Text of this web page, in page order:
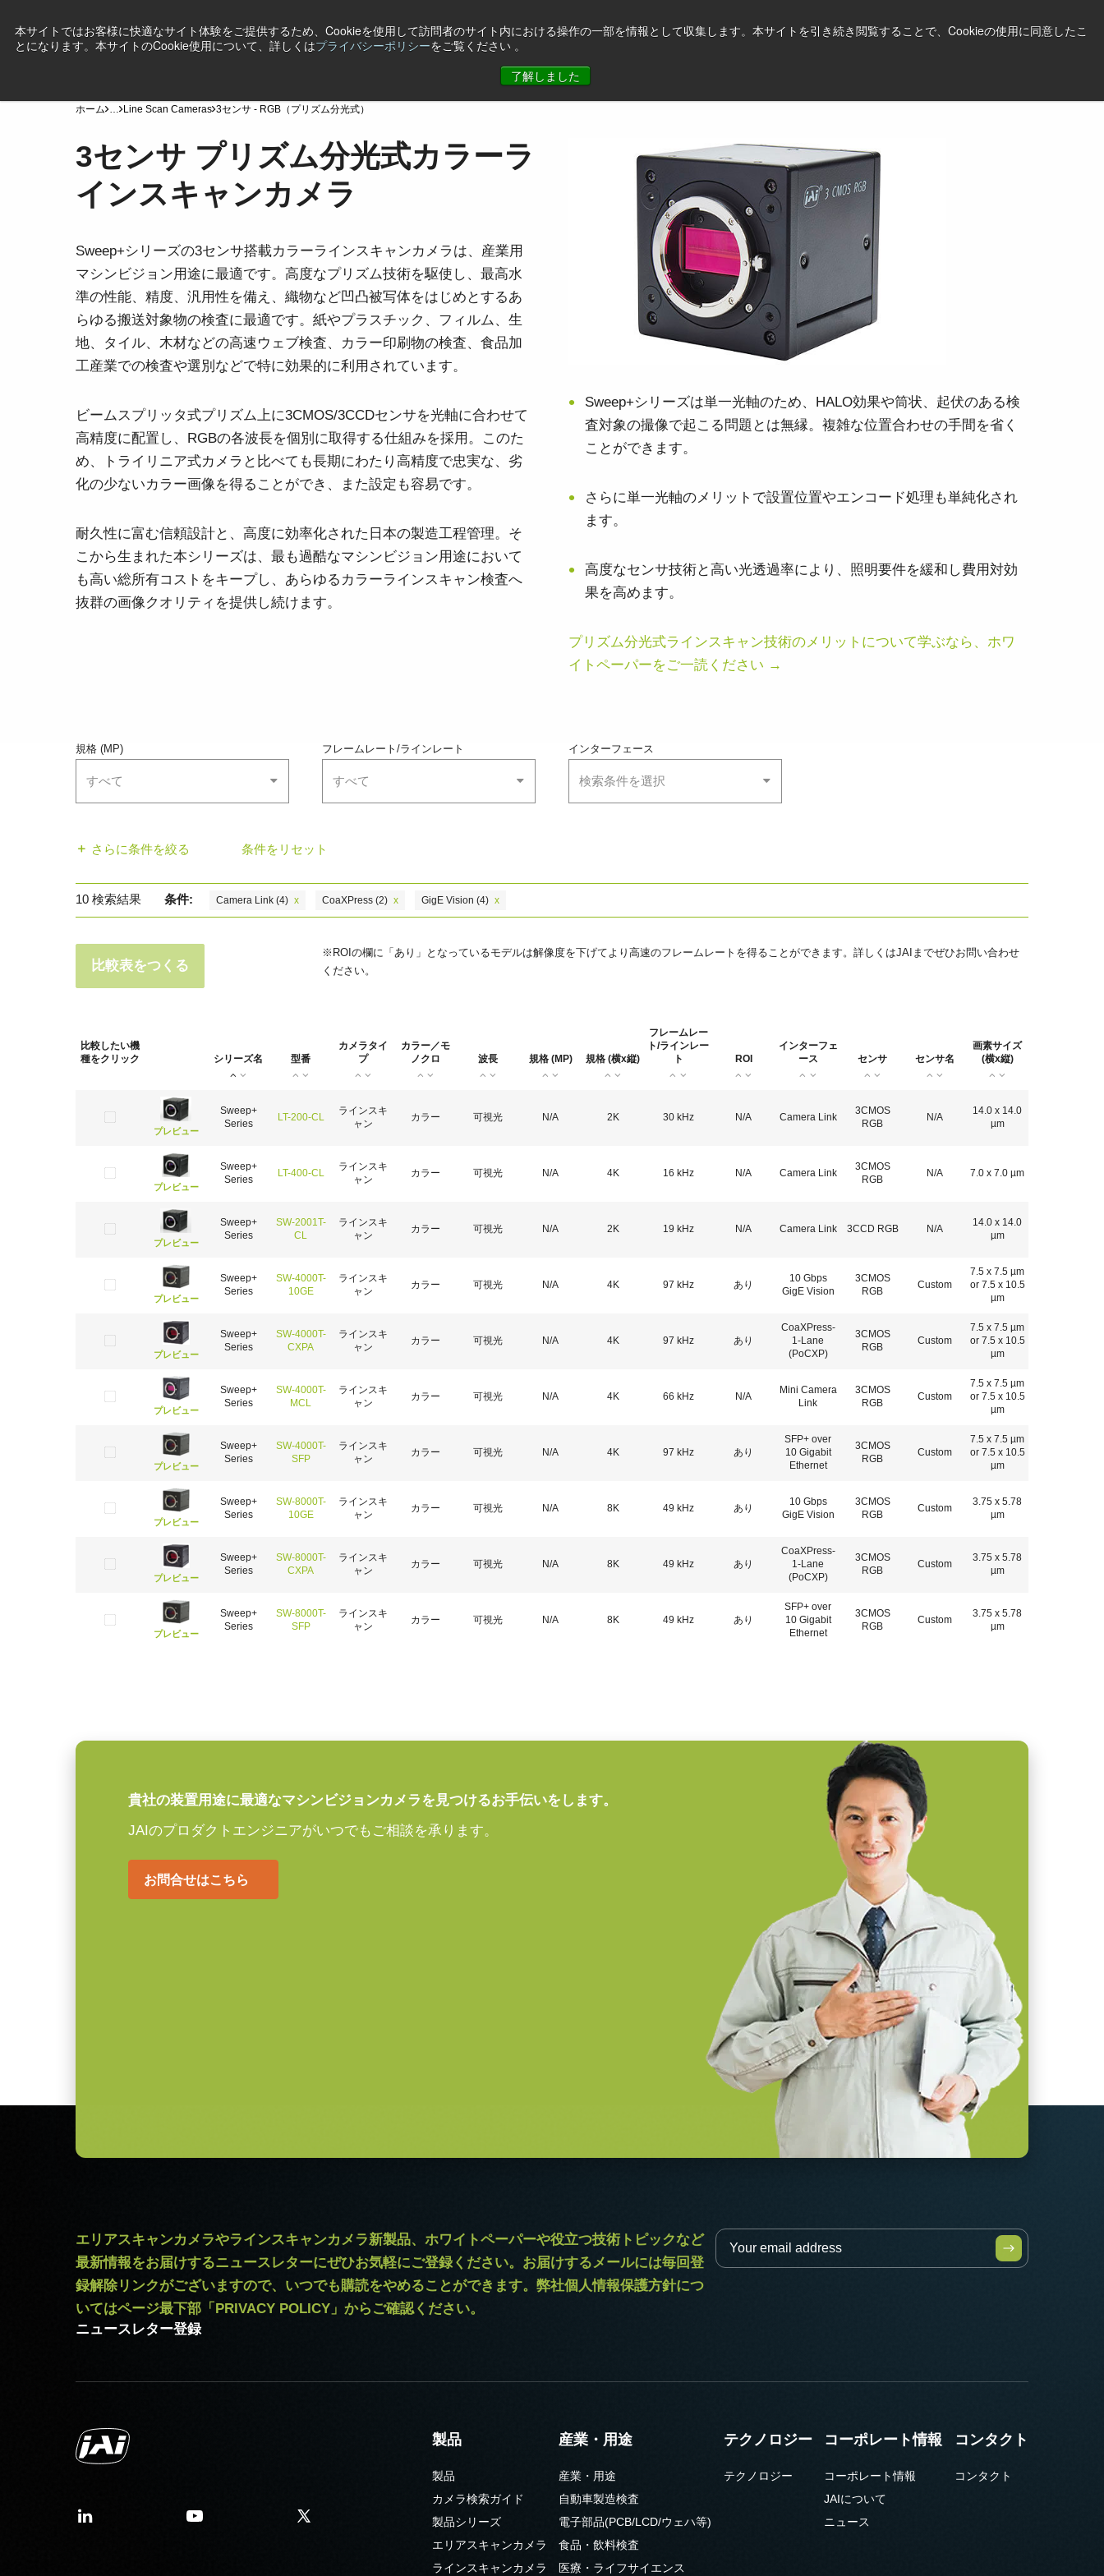
本サイトではお客様に快適なサイト体験をご提供するため、Cookieを使用して訪問者のサイト内における操作の一部を情報として収集します。本サイトを引き続き閲覧することで、Cookieの使用に同意したこ
とになります。本サイトのCookie使用について、詳しくはプライバシーポリシーをご覧ください 。
了解しました
ホーム Line Scan Cameras 3センサ - RGB（プリズム分光式）
3センサ プリズム分光式カラーラ
インスキャンカメラ
Sweep+シリーズの3センサ搭載カラーラインスキャンカメラは、産業用
マシンビジョン用途に最適です。高度なプリズム技術を駆使し、最高水
準の性能、精度、汎用性を備え、織物など凹凸被写体をはじめとするあ
らゆる搬送対象物の検査に最適です。紙やプラスチック、フィルム、生
地、タイル、木材などの高速ウェブ検査、カラー印刷物の検査、食品加
工産業での検査や選別などで特に効果的に利用されています。
ビームスプリッタ式プリズム上に3CMOS/3CCDセンサを光軸に合わせて
高精度に配置し、RGBの各波長を個別に取得する仕組みを採用。このた
め、トライリニア式カメラと比べても長期にわたり高精度で忠実な、劣
化の少ないカラー画像を得ることができ、また設定も容易です。
耐久性に富む信頼設計と、高度に効率化された日本の製造工程管理。そ
こから生まれた本シリーズは、最も過酷なマシンビジョン用途において
も高い総所有コストをキープし、あらゆるカラーラインスキャン検査へ
抜群の画像クオリティを提供し続けます。
Sweep+シリーズは単一光軸のため、HALO効果や筒状、起伏のある検
査対象の撮像で起こる問題とは無縁。複雑な位置合わせの手間を省く
ことができます。
さらに単一光軸のメリットで設置位置やエンコード処理も単純化され
ます。
高度なセンサ技術と高い光透過率により、照明要件を緩和し費用対効
果を高めます。
プリズム分光式ラインスキャン技術のメリットについて学ぶなら、ホワ
イトペーパーをご一読ください →
規格 (MP)
すべて
フレームレート/ラインレート
すべて
インターフェース
検索条件を選択
さらに条件を絞る 条件をリセット
10 検索結果 条件: Camera Link (4) x CoaXPress (2) x GigE Vision (4) x
比較表をつくる
※ROIの欄に「あり」となっているモデルは解像度を下げてより高速のフレームレートを得ることができます。詳しくはJAIまでぜひお問い合わせ
ください。
比較したい機
種をクリック
シリーズ名 型番
カメラタイ
プ
カラー／モ
ノクロ
波長 規格 (MP) 規格 (横x縦)
フレームレー
ト/ラインレー
ト
ROI
インターフェ
ース
センサ センサ名
画素サイズ
(横x縦)
プレビュー
Sweep+
Series
LT-200-CL
ラインスキ
ャン
カラー 可視光 N/A 2K 30 kHz N/A Camera Link
3CMOS
RGB
N/A
14.0 x 14.0
µm
プレビュー
Sweep+
Series
LT-400-CL
ラインスキ
ャン
カラー 可視光 N/A 4K 16 kHz N/A Camera Link
3CMOS
RGB
N/A 7.0 x 7.0 µm
プレビュー
Sweep+
Series
SW-2001T-
CL
ラインスキ
ャン
カラー 可視光 N/A 2K 19 kHz N/A Camera Link 3CCD RGB N/A
14.0 x 14.0
µm
プレビュー
Sweep+
Series
SW-4000T-
10GE
ラインスキ
ャン
カラー 可視光 N/A 4K 97 kHz あり
10 Gbps
GigE Vision
3CMOS
RGB
Custom
7.5 x 7.5 µm
or 7.5 x 10.5
µm
プレビュー
Sweep+
Series
SW-4000T-
CXPA
ラインスキ
ャン
カラー 可視光 N/A 4K 97 kHz あり
CoaXPress-
1-Lane
(PoCXP)
3CMOS
RGB
Custom
7.5 x 7.5 µm
or 7.5 x 10.5
µm
プレビュー
Sweep+
Series
SW-4000T-
MCL
ラインスキ
ャン
カラー 可視光 N/A 4K 66 kHz N/A
Mini Camera
Link
3CMOS
RGB
Custom
7.5 x 7.5 µm
or 7.5 x 10.5
µm
プレビュー
Sweep+
Series
SW-4000T-
SFP
ラインスキ
ャン
カラー 可視光 N/A 4K 97 kHz あり
SFP+ over
10 Gigabit
Ethernet
3CMOS
RGB
Custom
7.5 x 7.5 µm
or 7.5 x 10.5
µm
プレビュー
Sweep+
Series
SW-8000T-
10GE
ラインスキ
ャン
カラー 可視光 N/A 8K 49 kHz あり
10 Gbps
GigE Vision
3CMOS
RGB
Custom
3.75 x 5.78
µm
プレビュー
Sweep+
Series
SW-8000T-
CXPA
ラインスキ
ャン
カラー 可視光 N/A 8K 49 kHz あり
CoaXPress-
1-Lane
(PoCXP)
3CMOS
RGB
Custom
3.75 x 5.78
µm
プレビュー
Sweep+
Series
SW-8000T-
SFP
ラインスキ
ャン
カラー 可視光 N/A 8K 49 kHz あり
SFP+ over
10 Gigabit
Ethernet
3CMOS
RGB
Custom
3.75 x 5.78
µm
貴社の装置用途に最適なマシンビジョンカメラを見つけるお手伝いをします。
JAIのプロダクトエンジニアがいつでもご相談を承ります。
お問合せはこちら
エリアスキャンカメラやラインスキャンカメラ新製品、ホワイトペーパーや役立つ技術トピックなど
最新情報をお届けするニュースレターにぜひお気軽にご登録ください。お届けするメールには毎回登
録解除リンクがございますので、いつでも購読をやめることができます。弊社個人情報保護方針につ
いてはページ最下部「PRIVACY POLICY」からご確認ください。
ニュースレター登録
製品
製品
カメラ検索ガイド
製品シリーズ
エリアスキャンカメラ
ラインスキャンカメラ
産業・用途
産業・用途
自動車製造検査
電子部品(PCB/LCD/ウェハ等)
食品・飲料検査
医療・ライフサイエンス
テクノロジー
テクノロジー
コーポレート情報
コーポレート情報
JAIについて
ニュース
コンタクト
コンタクト